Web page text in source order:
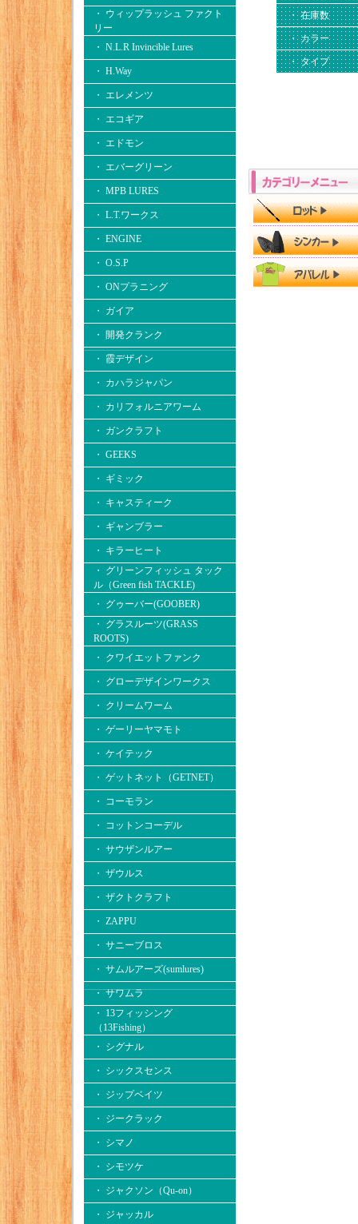
・ ウィップラッシュ ファクト
リー
・ N.L.R Invincible Lures
・ H.Way
・ エレメンツ
・ エコギア
・ エドモン
・ エバーグリーン
・ MPB LURES
・ L.T.ワークス
・ ENGINE
・ O.S.P
・ ONプラニング
・ ガイア
・ 開発クランク
・ 霞デザイン
・ カハラジャパン
・ カリフォルニアワーム
・ ガンクラフト
・ GEEKS
・ ギミック
・ キャスティーク
・ ギャンブラー
・ キラーヒート
・ グリーンフィッシュ タック
ル（Green fish TACKLE)
・ グゥーバー(GOOBER)
・ グラスルーツ(GRASS
ROOTS)
・ クワイエットファンク
・ グローデザインワークス
・ クリームワーム
・ ゲーリーヤマモト
・ ケイテック
・ ゲットネット（GETNET）
・ コーモラン
・ コットンコーデル
・ サウザンルアー
・ ザウルス
・ ザクトクラフト
・ ZAPPU
・ サニーブロス
・ サムルアーズ(sumlures)
・ サワムラ
・ 13フィッシング
（13Fishing）
・ シグナル
・ シックスセンス
・ ジップベイツ
・ ジークラック
・ シマノ
・ シモツケ
・ ジャクソン（Qu-on）
・ ジャッカル
・ 在庫数
・ カラー
・ タイプ